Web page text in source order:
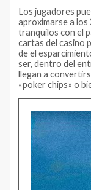
Los jugadores
aproximarse a los
tranquilos con el
cartas del casino
de el
ser, dentro del
llegan a
«poker chips» o